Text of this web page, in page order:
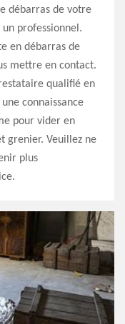
débarras de votre
professionnel.
en débarras de
mettre en contact.
qualifié en
connaissance
pour vider en
grenier. Veuillez ne
plus